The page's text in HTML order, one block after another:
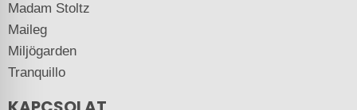
Madam Stoltz
Maileg
Miljögarden
Tranquillo